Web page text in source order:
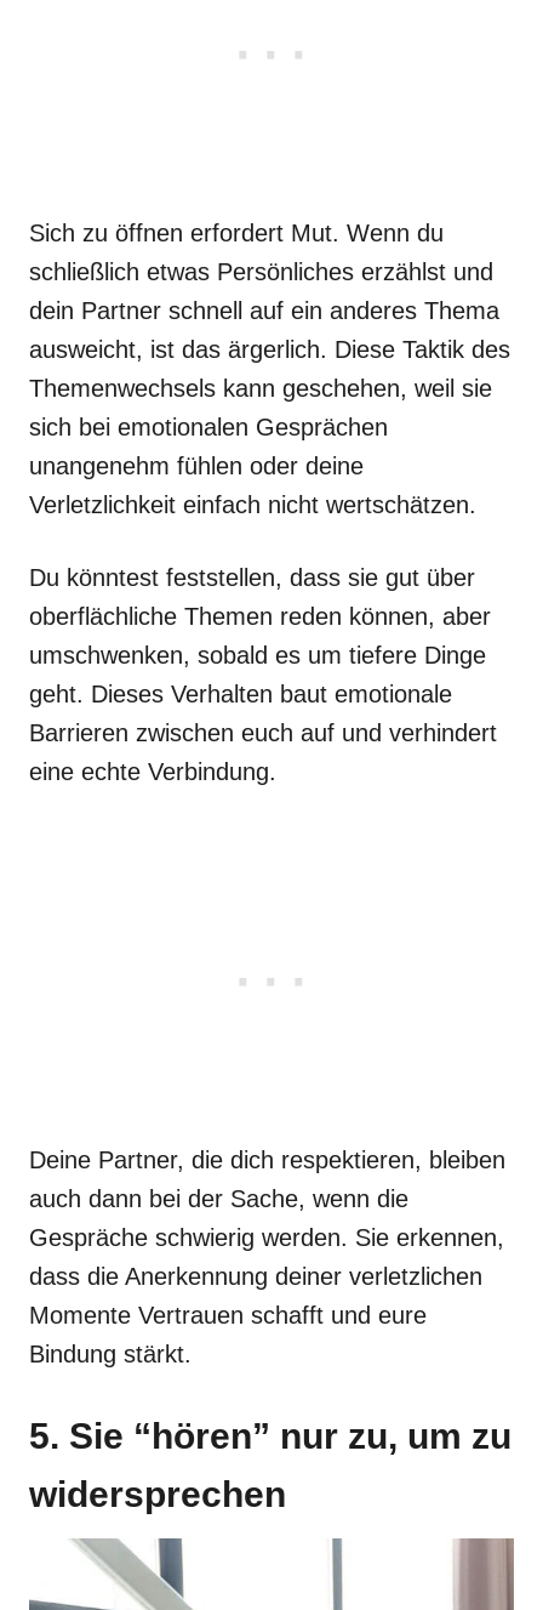
Sich zu öffnen erfordert Mut. Wenn du
schließlich etwas Persönliches erzählst und
dein Partner schnell auf ein anderes Thema
ausweicht, ist das ärgerlich. Diese Taktik des
Themenwechsels kann geschehen, weil sie
sich bei emotionalen Gesprächen
unangenehm fühlen oder deine
Verletzlichkeit einfach nicht wertschätzen.
Du könntest feststellen, dass sie gut über
oberflächliche Themen reden können, aber
umschwenken, sobald es um tiefere Dinge
geht. Dieses Verhalten baut emotionale
Barrieren zwischen euch auf und verhindert
eine echte Verbindung.
Deine Partner, die dich respektieren, bleiben
auch dann bei der Sache, wenn die
Gespräche schwierig werden. Sie erkennen,
dass die Anerkennung deiner verletzlichen
Momente Vertrauen schafft und eure
Bindung stärkt.
5. Sie “hören” nur zu, um zu
widersprechen